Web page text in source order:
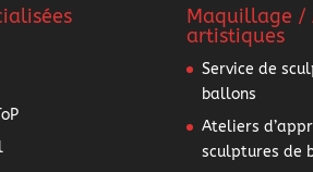
Maquillage /
artistiques
Service de
ballons
Ateliers
sculptures de